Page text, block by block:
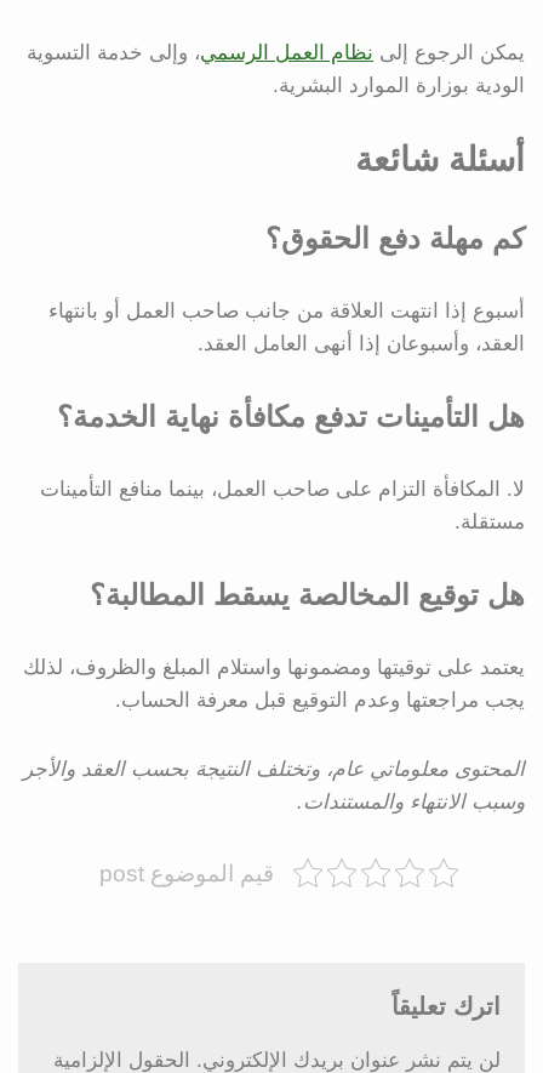
يمكن الرجوع إلى نظام العمل الرسمي، وإلى خدمة التسوية
الودية بوزارة الموارد البشرية.
أسئلة شائعة
كم مهلة دفع الحقوق؟
أسبوع إذا انتهت العلاقة من جانب صاحب العمل أو بانتهاء
العقد، وأسبوعان إذا أنهى العامل العقد.
هل التأمينات تدفع مكافأة نهاية الخدمة؟
لا. المكافأة التزام على صاحب العمل، بينما منافع التأمينات
مستقلة.
هل توقيع المخالصة يسقط المطالبة؟
يعتمد على توقيتها ومضمونها واستلام المبلغ والظروف، لذلك
يجب مراجعتها وعدم التوقيع قبل معرفة الحساب.
المحتوى معلوماتي عام، وتختلف النتيجة بحسب العقد والأجر
وسبب الانتهاء والمستندات.
قيم الموضوع post
اترك تعليقاً
لن يتم نشر عنوان بريدك الإلكتروني.
الحقول الإلزامية